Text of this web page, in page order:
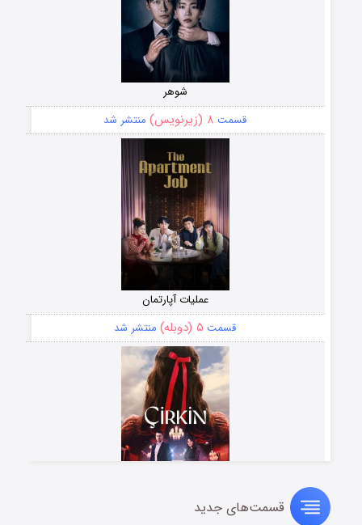
شوهر
قسمت ۸ (زیرنویس) منتشر شد
عملیات آپارتمان
قسمت ۵ (دوبله) منتشر شد
سریال زشتقسمت‌های جدید